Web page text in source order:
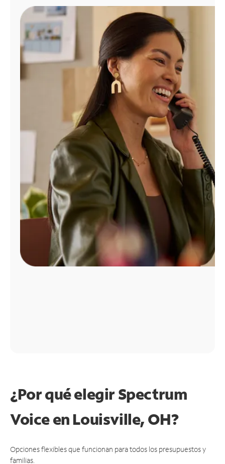
Administrar
cuenta
Encuentra
tienda
¿Por qué elegir Spectrum
Voice en Louisville, OH?
Opciones flexibles que funcionan para todos los presupuestos y
familias.